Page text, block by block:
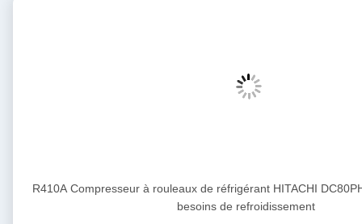
R410A Compresseur à rouleaux de réfrigérant HITACHI
besoins de refroidissement